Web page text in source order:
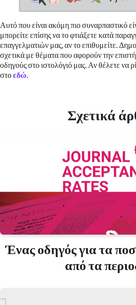
Αυτό που είναι ακόμη πιο συναρπαστικό
μπορείτε επίσης να το φτιάξετε κατά
επαγγελματιών μας, αν το επιθυμείτε.
σχετικά με θέματα που αφορούν την
οδηγούς στο ιστολόγιό μας. Αν θέλετε να
στοεδώ.
Σχετικά
Ένας οδηγός για τα
από τα